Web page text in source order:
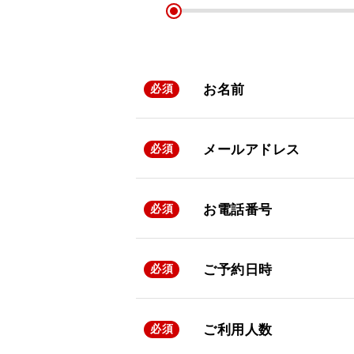
必須 お名前
必須 メールアドレス
必須 お電話番号
必須 ご予約日時
必須 ご利用人数